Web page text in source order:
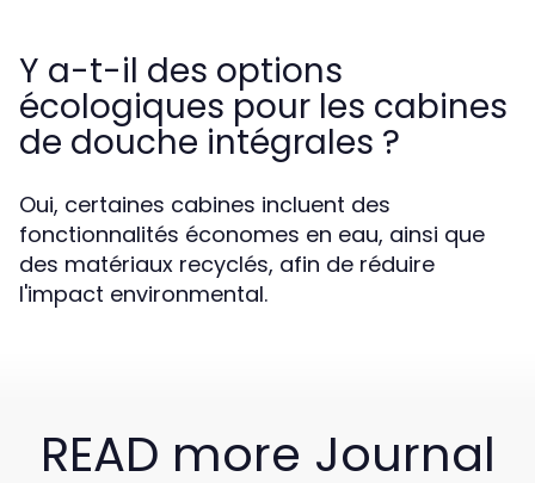
Y a-t-il des options
écologiques pour les cabines
de douche intégrales ?
Oui, certaines cabines incluent des
fonctionnalités économes en eau, ainsi que
des matériaux recyclés, afin de réduire
l'impact environmental.
READ more Journal